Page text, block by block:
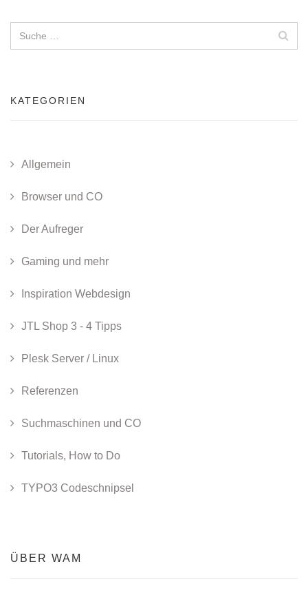
KATEGORIEN
Allgemein
Browser und CO
Der Aufreger
Gaming und mehr
Inspiration Webdesign
JTL Shop 3 - 4 Tipps
Plesk Server / Linux
Referenzen
Suchmaschinen und CO
Tutorials, How to Do
TYPO3 Codeschnipsel
ÜBER WAM